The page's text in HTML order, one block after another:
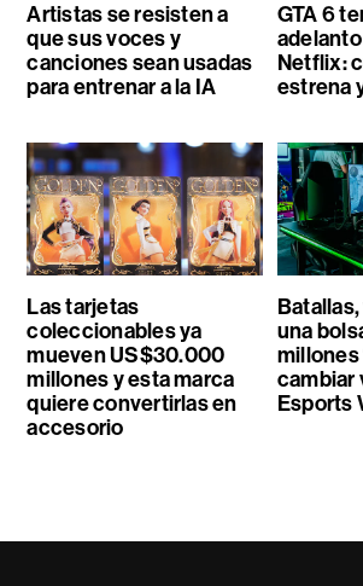
Artistas se resisten a
que sus voces y
canciones sean usadas
para entrenar a la IA
GTA 6
Netflix:
estrena
Las tarjetas
coleccionables ya
mueven US$30.000
millones y esta marca
quiere convertirlas en
accesorio
una
millones
cambiar
Esports